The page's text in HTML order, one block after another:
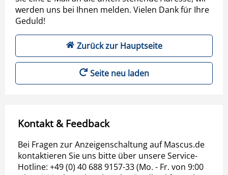
werden uns bei Ihnen melden. Vielen Dank für Ihre
Geduld!
Zurück zur Hauptseite
Seite neu laden
Kontakt & Feedback
Bei Fragen zur Anzeigenschaltung auf Mascus.de
kontaktieren Sie uns bitte über unsere Service-
Hotline: +49 (0) 40 688 9157-33 (Mo. - Fr. von 9:00